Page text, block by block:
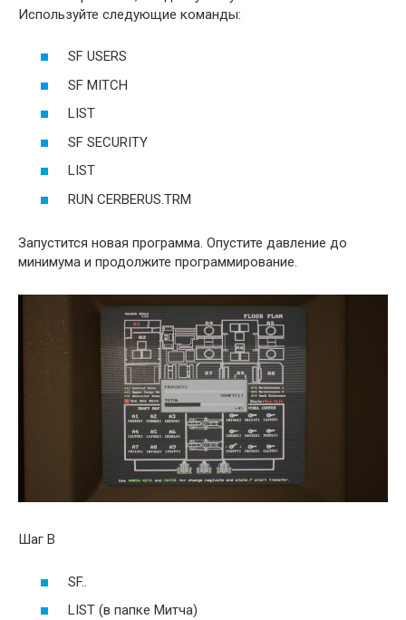
Используйте следующие команды:
SF USERS
SF MITCH
LIST
SF SECURITY
LIST
RUN CERBERUS.TRM
Запустится новая программа. Опустите давление до
минимума и продолжите программирование.
Шаг B
SF..
LIST (в папке Митча)